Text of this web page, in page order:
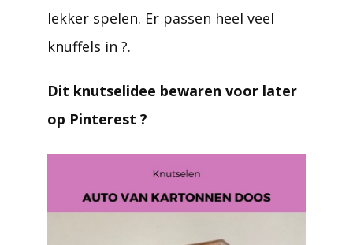
lekker spelen. Er passen heel veel
knuffels in ?.
Dit knutselidee bewaren voor later
op Pinterest ?